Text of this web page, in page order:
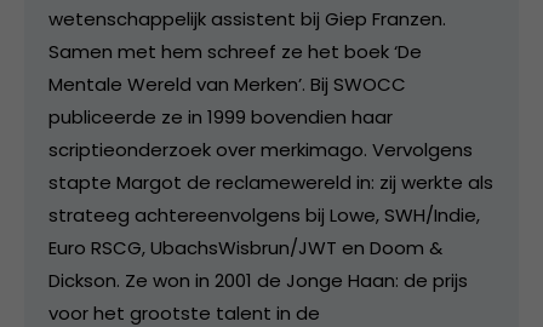
wetenschappelijk assistent bij Giep Franzen.
Samen met hem schreef ze het boek ‘De
Mentale Wereld van Merken’. Bij SWOCC
publiceerde ze in 1999 bovendien haar
scriptieonderzoek over merkimago. Vervolgens
stapte Margot de reclamewereld in: zij werkte als
strateeg achtereenvolgens bij Lowe, SWH/Indie,
Euro RSCG, UbachsWisbrun/JWT en Doom &
Dickson. Ze won in 2001 de Jonge Haan: de prijs
voor het grootste talent in de